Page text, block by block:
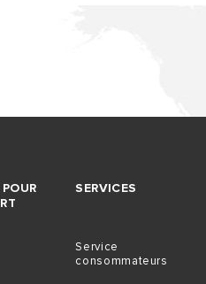
SERVICES
Service
consommateurs